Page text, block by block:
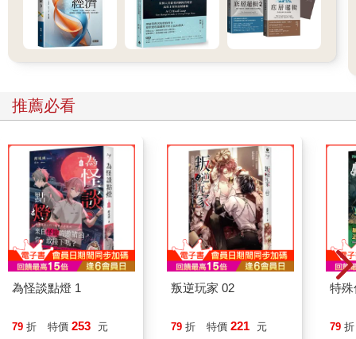
不會醉；有錢人即使經營賭場也不會賭上全部的財產。最終，有
錢人就是能夠控制享樂本能的人。
以三十倍的價格，大約一○三 萬韓元銷售原本價值三到四萬韓元
的限量版保溫杯。「保溫杯要價超過一百萬韓元？」當人們懷抱
疑問去詢問時，相關人員回答：「的確是以這個價格在銷售。」
一位二十幾歲的客人買了保溫杯後表示：「現在是我感到最幸福
的一刻。」這個世代「為了幸福而消費」，他們透過在
Instagram、YouTube和Facebook等社群媒體上炫耀來結束這筆消
費。儘管經濟不景氣，他們仍然引領著星巴克的銷售成績。
不僅在日本，這種現象也在韓國出現。星巴克在日本和韓國都是
名副其實第一名的咖啡連鎖企業，這個名聲已經維持了超過二十
年。美國、澳洲和加拿大等地的人們看到爭先恐後收集星巴克保
「不是啊，在美國或加拿大，咖啡在下午時段賣得不好，所以經
們也會根據不同設計購買星巴克的保溫杯，還會集點，甚至連一
推薦必看
為怪談點燈 1
79 折 特價 253 元
叛逆玩家 02
79 折 特價 221 元
特
79 折